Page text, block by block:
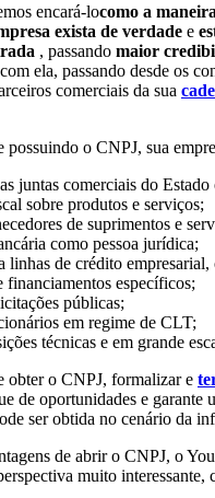
encará-locomo a
exista de verdade e
, passando maior
ela, passando desde os
comerciais da sua
possuindo o CNPJ, sua
juntas comerciais do
sobre produtos e serviços;
de suprimentos e
como pessoa jurídica;
linhas de crédito empresarial,
financiamentos específicos;
públicas;
em regime de CLT;
técnicas e em grande
obter o CNPJ, formalizar e
de oportunidades e garante
ser obtida no cenário da
de abrir o CNPJ, o
muito interessante,